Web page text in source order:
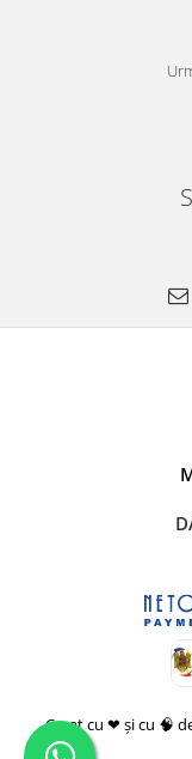
Creat cu ❤ și cu 🧠